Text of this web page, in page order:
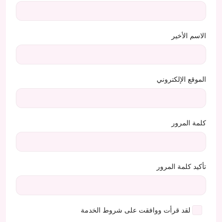
الاسم الأخير
الموقع الإلكتروني
كلمة المرور
تأكيد كلمة المرور
لقد قرأت ووافقت على شروط الخدمة